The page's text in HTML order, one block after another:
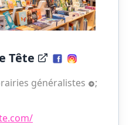
Tête
généralistes
;